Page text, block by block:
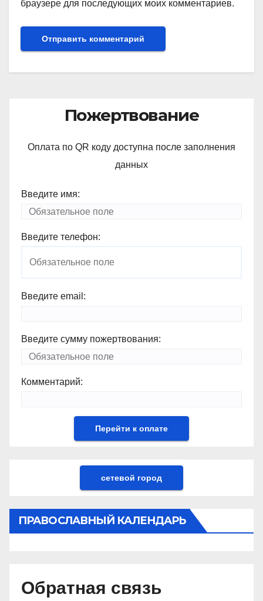
браузере для последующих моих комментариев.
Пожертвование
Оплата по QR коду доступна после заполнения
данных
Введите имя:
Введите телефон:
Введите email:
Введите сумму пожертвования:
Комментарий:
сетевой город
ПРАВОСЛАВНЫЙ КАЛЕНДАРЬ
Обратная связь